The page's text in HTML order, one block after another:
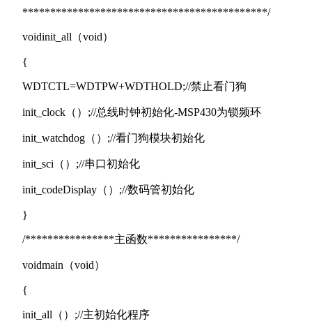
********************************************/
voidinit_all（void）
{
WDTCTL=WDTPW+WDTHOLD;//禁止看门狗
init_clock（）;//总线时钟初始化-MSP430为锁频环
init_watchdog（）;//看门狗模块初始化
init_sci（）;//串口初始化
init_codeDisplay（）;//数码管初始化
}
/****************主函数****************/
voidmain（void）
{
init_all（）;//主初始化程序